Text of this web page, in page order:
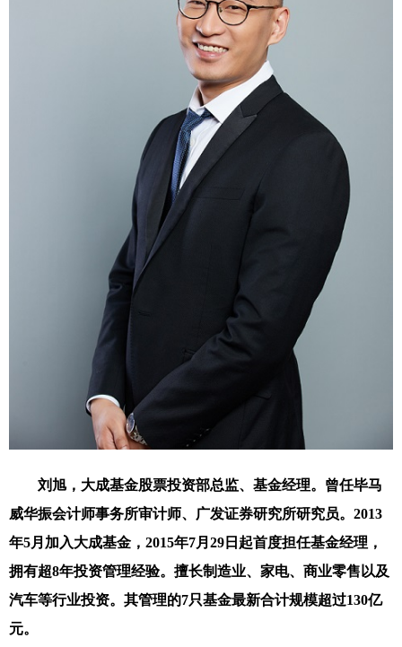
刘旭，大成基金股票投资部总监、基金经理。曾任毕马
威华振会计师事务所审计师、广发证券研究所研究员。2013
年5月加入大成基金，2015年7月29日起首度担任基金经理，
拥有超8年投资管理经验。擅长制造业、家电、商业零售以及
汽车等行业投资。其管理的7只基金最新合计规模超过130亿
元。